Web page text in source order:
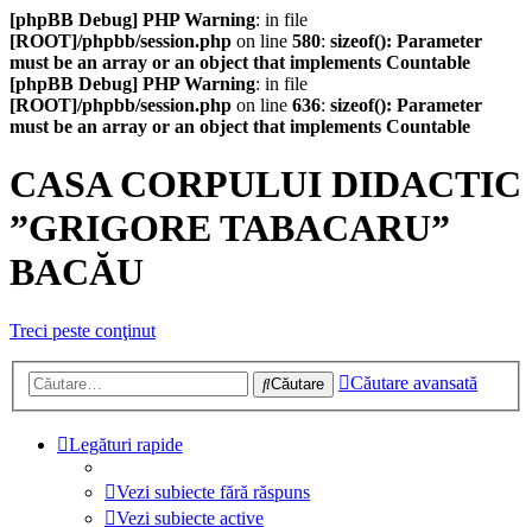
[phpBB Debug] PHP Warning: in file
[ROOT]/phpbb/session.php on line 580: sizeof(): Parameter
must be an array or an object that implements Countable
[phpBB Debug] PHP Warning: in file
[ROOT]/phpbb/session.php on line 636: sizeof(): Parameter
must be an array or an object that implements Countable
CASA CORPULUI DIDACTIC
”GRIGORE TABACARU”
BACĂU
Treci peste conţinut
Căutare Căutare avansată
Legături rapide
Vezi subiecte fără răspuns
Vezi subiecte active